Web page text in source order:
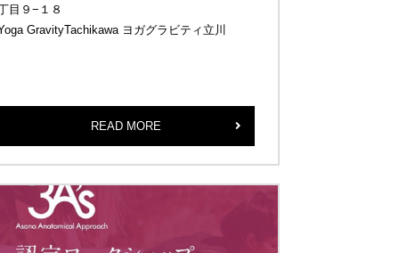
目９−１８
GravityTachikawa ヨガグラビティ立川
READ MORE